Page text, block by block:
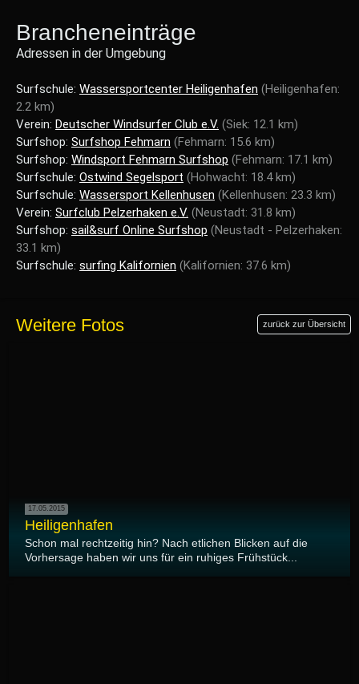
Brancheneinträge
Adressen in der Umgebung
Surfschule: Wassersportcenter Heiligenhafen (Heiligenhafen:
2.2 km)
Verein: Deutscher Windsurfer Club e.V. (Siek: 12.1 km)
Surfshop: Surfshop Fehmarn (Fehmarn: 15.6 km)
Surfshop: Windsport Fehmarn Surfshop (Fehmarn: 17.1 km)
Surfschule: Ostwind Segelsport (Hohwacht: 18.4 km)
Surfschule: Wassersport Kellenhusen (Kellenhusen: 23.3 km)
Verein: Surfclub Pelzerhaken e.V. (Neustadt: 31.8 km)
Surfshop: sail&surf Online Surfshop (Neustadt - Pelzerhaken:
33.1 km)
Surfschule: surfing Kalifornien (Kalifornien: 37.6 km)
Weitere Fotos zurück zur Übersicht
17.05.2015
Heiligenhafen
Schon mal rechtzeitig hin? Nach etlichen Blicken auf die
Vorhersage haben wir uns für ein ruhiges Frühstück...